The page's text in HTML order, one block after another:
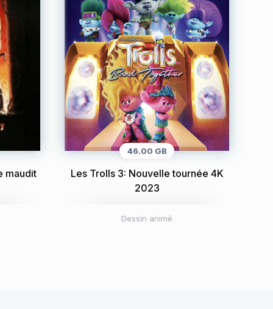
maudit
46.00 GB
Les Trolls 3: Nouvelle tournée 4K
2023
Dessin animé